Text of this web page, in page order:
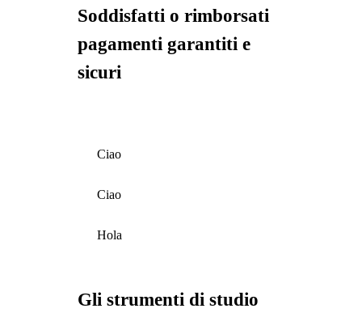
Soddisfatti o rimborsati
pagamenti garantiti e
sicuri
Ciao
Ciao
Hola
Gli strumenti di studio